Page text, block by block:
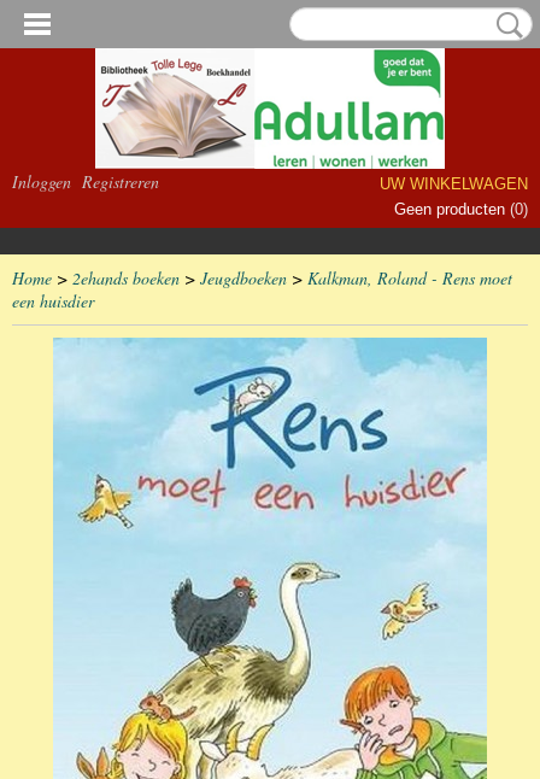
Inloggen Registreren
UW WINKELWAGEN
Geen producten (0)
Home > 2ehands boeken > Jeugdboeken > Kalkman, Roland - Rens moet
een huisdier